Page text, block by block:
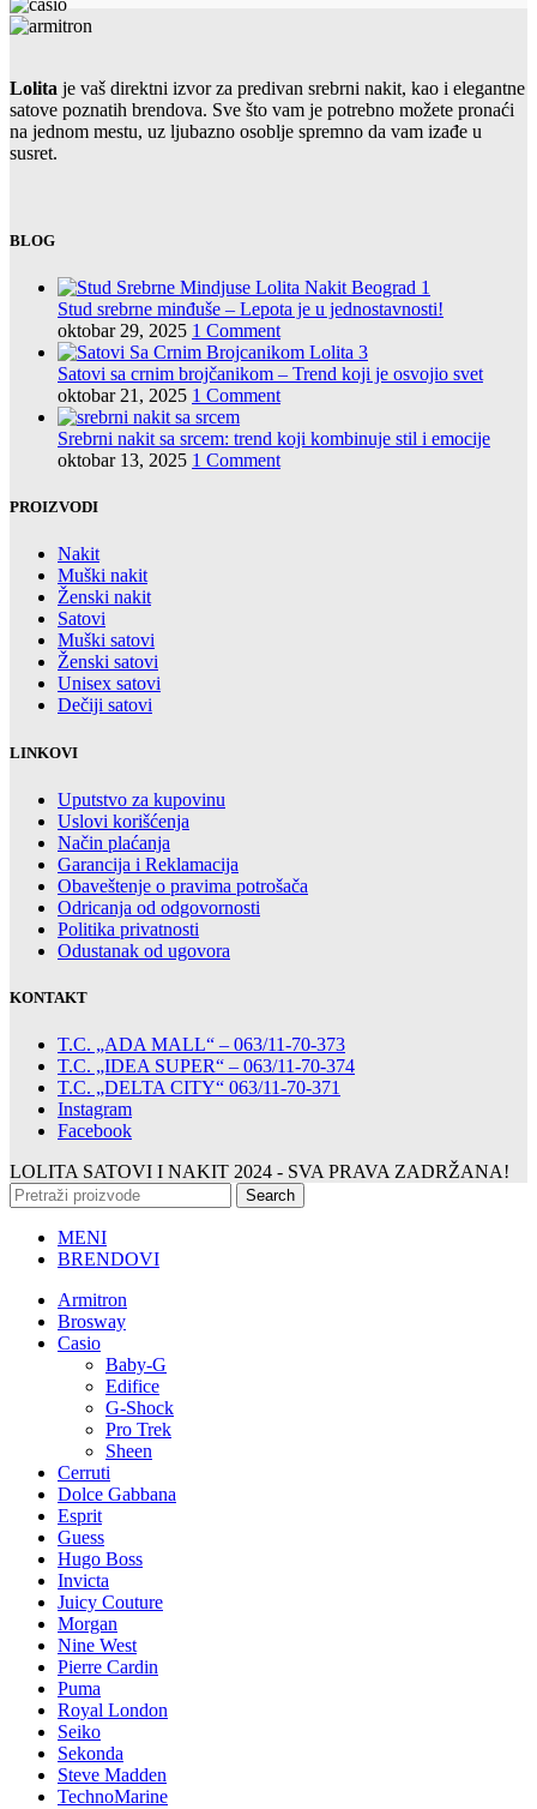
Lolita je vaš direktni izvor za predivan srebrni nakit, kao i elegantne
satove poznatih brendova. Sve što vam je potrebno možete pronaći
na jednom mestu, uz ljubazno osoblje spremno da vam izađe u
susret.
BLOG
Stud srebrne minđuše – Lepota je u jednostavnosti!
oktobar 29, 2025 1 Comment
Satovi sa crnim brojčanikom – Trend koji je osvojio svet
oktobar 21, 2025 1 Comment
Srebrni nakit sa srcem: trend koji kombinuje stil i emocije
oktobar 13, 2025 1 Comment
PROIZVODI
Nakit
Muški nakit
Ženski nakit
Satovi
Muški satovi
Ženski satovi
Unisex satovi
Dečiji satovi
LINKOVI
Uputstvo za kupovinu
Uslovi korišćenja
Način plaćanja
Garancija i Reklamacija
Obaveštenje o pravima potrošača
Odricanja od odgovornosti
Politika privatnosti
Odustanak od ugovora
KONTAKT
T.C. „ADA MALL“ – 063/11-70-373
T.C. „IDEA SUPER“ – 063/11-70-374
T.C. „DELTA CITY“ 063/11-70-371
Instagram
Facebook
LOLITA SATOVI I NAKIT 2024 - SVA PRAVA ZADRŽANA!
Search
MENI
BRENDOVI
Armitron
Brosway
Casio
Baby-G
Edifice
G-Shock
Pro Trek
Sheen
Cerruti
Dolce Gabbana
Esprit
Guess
Hugo Boss
Invicta
Juicy Couture
Morgan
Nine West
Pierre Cardin
Puma
Royal London
Seiko
Sekonda
Steve Madden
TechnoMarine